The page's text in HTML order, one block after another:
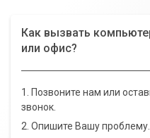
Как вызвать
или офис?
1. Позвоните нам или
звонок.
2. Опишите Вашу проблему.